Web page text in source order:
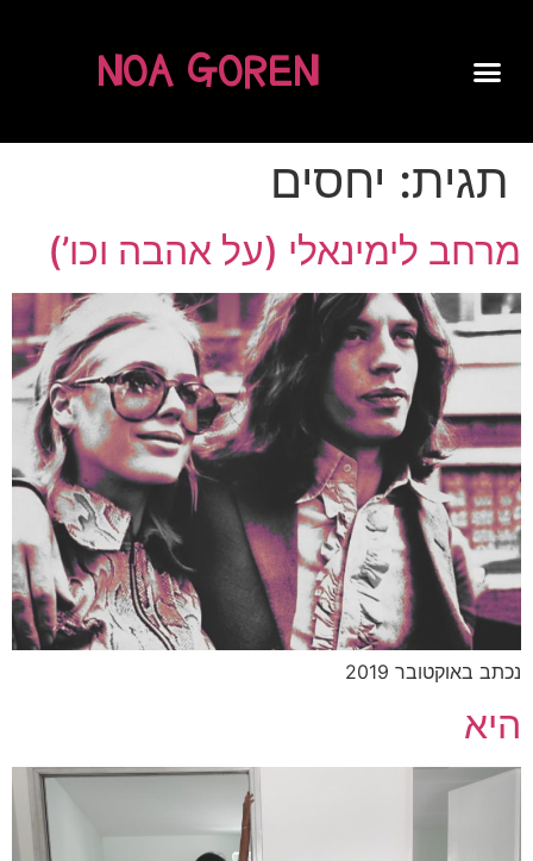
NOA GOREN
תגית: יחסים
מרחב לימינאלי (על אהבה וכו’)
נכתב באוקטובר 2019
היא